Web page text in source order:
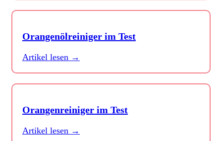
Orangenölreiniger im Test
Artikel lesen →
Orangenreiniger im Test
Artikel lesen →